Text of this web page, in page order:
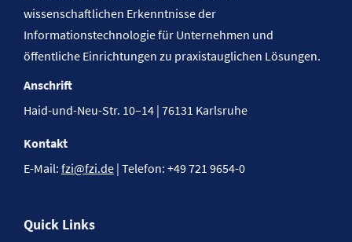
wissenschaftlichen Erkenntnisse der
Informationstechnologie für Unternehmen und
öffentliche Einrichtungen zu praxistauglichen Lösungen.
Anschrift
Haid-und-Neu-Str. 10–14 | 76131 Karlsruhe
Kontakt
E-Mail: fzi@fzi.de | Telefon: +49 721 9654-0
Quick Links